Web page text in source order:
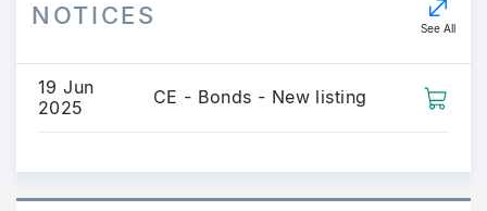
NOTICES See All
19 Jun
2025
CE - Bonds - New listing